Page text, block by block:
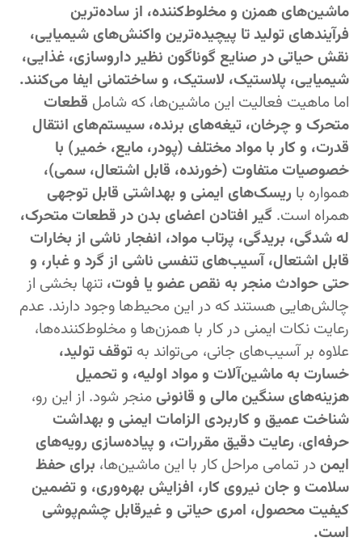
ماشین‌های همزن و مخلوط‌کننده، از ساده‌ترین
فرآیندهای تولید تا پیچیده‌ترین واکنش‌های شیمیایی،
نقش حیاتی در صنایع گوناگون نظیر داروسازی، غذایی،
شیمیایی، پلاستیک، لاستیک، و ساختمانی ایفا می‌کنند.
اما ماهیت فعالیت این ماشین‌ها، که شامل قطعات
متحرک و چرخان، تیغه‌های برنده، سیستم‌های انتقال
قدرت، و کار با مواد مختلف (پودر، مایع، خمیر) با
خصوصیات متفاوت (خورنده، قابل اشتعال، سمی)،
همواره با ریسک‌های ایمنی و بهداشتی قابل توجهی
همراه است. گیر افتادن اعضای بدن در قطعات متحرک،
له شدگی، بریدگی، پرتاب مواد، انفجار ناشی از بخارات
قابل اشتعال، آسیب‌های تنفسی ناشی از گرد و غبار، و
حتی حوادث منجر به نقص عضو یا فوت، تنها بخشی از
چالش‌هایی هستند که در این محیط‌ها وجود دارند. عدم
رعایت نکات ایمنی در کار با همزن‌ها و مخلوط‌کننده‌ها،
علاوه بر آسیب‌های جانی، می‌تواند به توقف تولید،
خسارت به ماشین‌آلات و مواد اولیه، و تحمیل
هزینه‌های سنگین مالی و قانونی منجر شود. از این رو،
شناخت عمیق و کاربردی الزامات ایمنی و بهداشت
حرفه‌ای، رعایت دقیق مقررات، و پیاده‌سازی رویه‌های
ایمن در تمامی مراحل کار با این ماشین‌ها، برای حفظ
سلامت و جان نیروی کار، افزایش بهره‌وری، و تضمین
کیفیت محصول، امری حیاتی و غیرقابل چشم‌پوشی
است.